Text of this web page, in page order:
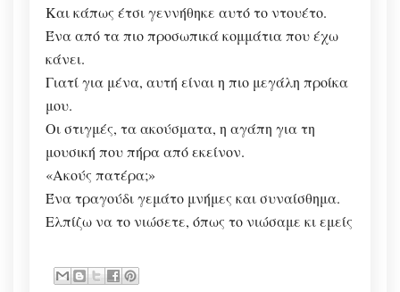
Και κάπως έτσι γεννήθηκε αυτό το ντουέτο.
Ένα από τα πιο προσωπικά κομμάτια που έχω
κάνει.
Γιατί για μένα, αυτή είναι η πιο μεγάλη προίκα
μου.
Οι στιγμές, τα ακούσματα, η αγάπη για τη
μουσική που πήρα από εκείνον.
«Ακούς πατέρα;»
Ένα τραγούδι γεμάτο μνήμες και συναίσθημα.
Ελπίζω να το νιώσετε, όπως το νιώσαμε κι εμείς